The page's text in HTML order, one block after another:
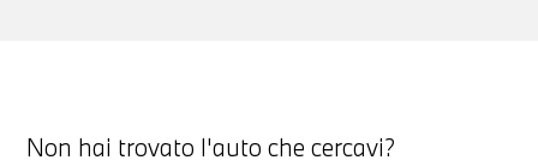
Non hai trovato l'auto che cercavi?